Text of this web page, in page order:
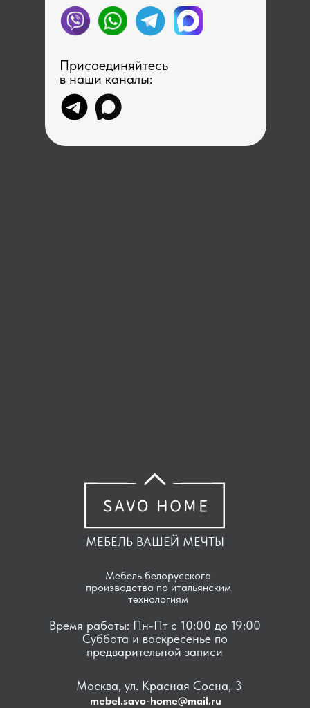
Присоединяйтесь
в наши каналы:
Время работы: Пн-Пт с 10:00 до 19:00
Суббота и воскресенье по
предварительной записи
Москва, ул. Красная Сосна, 3
Мебель белорусского
производства по итальянским
технологиям
МЕБЕЛЬ ВАШЕЙ МЕЧТЫ
mebel.savo-home@mail.ru